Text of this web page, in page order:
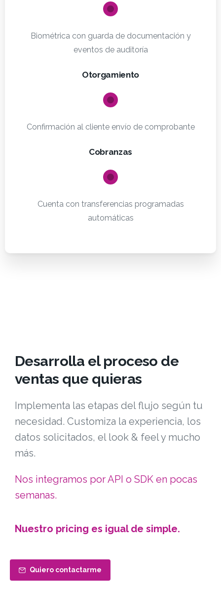
Biométrica con guarda de documentación y
eventos de auditoría
Otorgamiento
Confirmación al cliente envío de comprobante
Cobranzas
Cuenta con transferencias programadas
automáticas
Desarrolla el proceso de
ventas que quieras
Implementa las etapas del flujo según tu
necesidad. Customiza la experiencia, los
datos solicitados, el look & feel y mucho
más.
Nos integramos por API o SDK en pocas
semanas.
Nuestro pricing es igual de simple.
Quiero contactarme